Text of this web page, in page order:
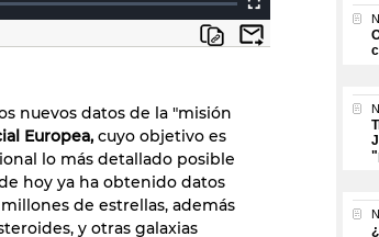
nuevos datos de la "misión
Europea, cuyo objetivo es
lo más detallado posible
hoy ya ha obtenido datos
de estrellas, además
y otras galaxias